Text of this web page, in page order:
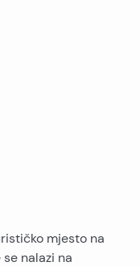
mjesto na
nalazi na